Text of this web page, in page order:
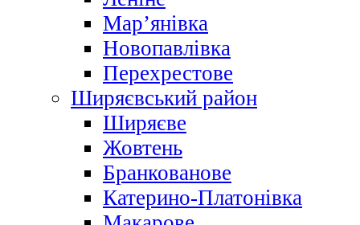
Мар’янівка
Новопавлівка
Перехрестове
Ширяєвський район
Ширяєве
Жовтень
Бранкованове
Катерино-Платонівка